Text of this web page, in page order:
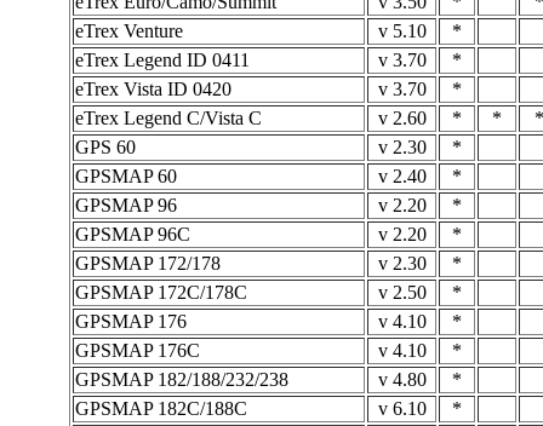
eTrex Venture
v 5.10
*
eTrex Legend ID 0411
v 3.70
*
eTrex Vista ID 0420
v 3.70
*
eTrex Legend C/Vista C
v 2.60 * *
*
GPS 60
v 2.30
*
GPSMAP 60
v 2.40
*
GPSMAP 96
v 2.20
*
GPSMAP 96C
v 2.20
*
GPSMAP 172/178
v 2.30
*
GPSMAP 172C/178C
v 2.50
*
GPSMAP 176
v 4.10
*
GPSMAP 176C
v 4.10
*
GPSMAP 182/188/232/238
v 4.80
*
GPSMAP 182C/188C
v 6.10
*